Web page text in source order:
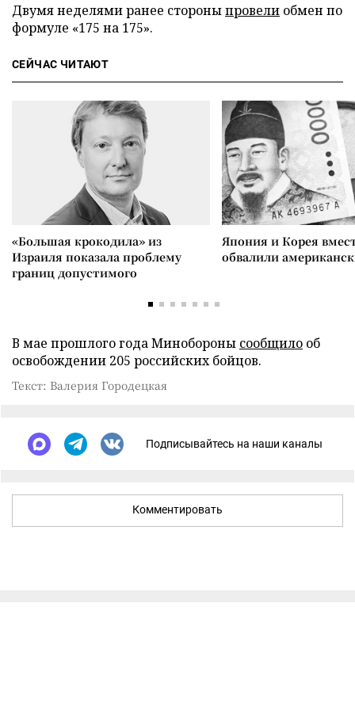
Двумя неделями ранее стороныпровели обмен по
формуле «175 на 175».
СЕЙЧАС ЧИТАЮТ
«Большая крокодила» из
Израиля показала проблему
границ допустимого
Япония и Корея
обвалили
В мае прошлого года Минобороны сообщило об
освобождении 205 российских бойцов.
Текст: Валерия Городецкая
Подписывайтесь на наши каналы
Комментировать